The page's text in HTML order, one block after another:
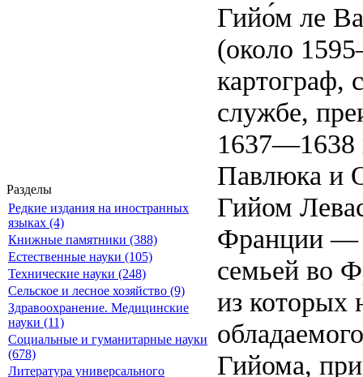
Разделы
Редкие издания на иностранных
языках (4)
Книжные памятники (388)
Естественные науки (105)
Технические науки (248)
Сельское и лесное хозяйство (9)
Здравоохранение. Медицинские
науки (11)
Социальные и гуманитарные науки
(678)
Литература универсального
Гийо́м ле
(около
картограф,
службе,
1637—1638
Павлюка и
Гийом
Франции —
семьей во
из которых
Гийома,